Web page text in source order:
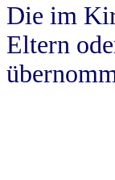
Die im
Eltern